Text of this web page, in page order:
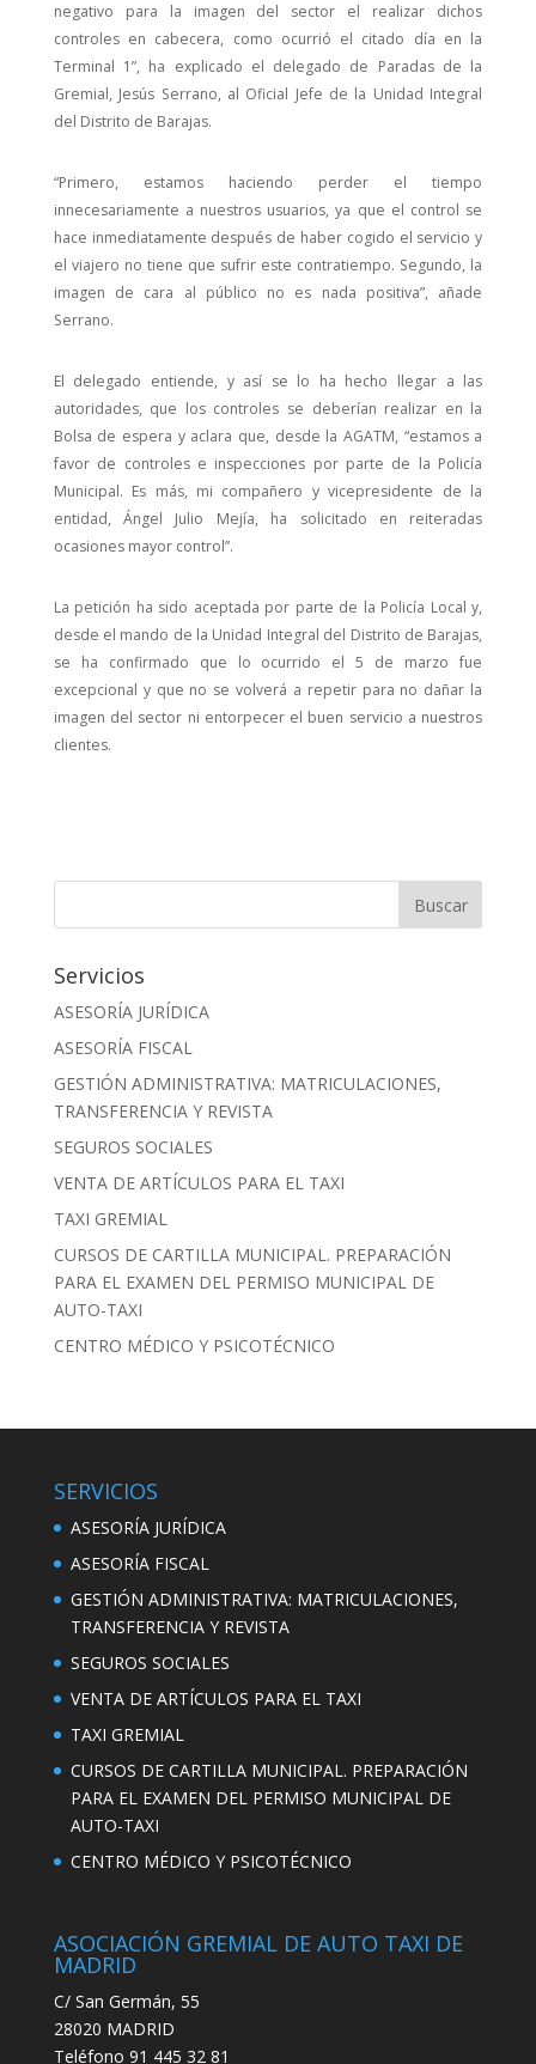
negativo para la imagen del sector el realizar dichos
controles en cabecera, como ocurrió el citado día en la
Terminal 1”, ha explicado el delegado de Paradas de la
Gremial, Jesús Serrano, al Oficial Jefe de la Unidad Integral
del Distrito de Barajas.
“Primero, estamos haciendo perder el tiempo
innecesariamente a nuestros usuarios, ya que el control se
hace inmediatamente después de haber cogido el servicio y
el viajero no tiene que sufrir este contratiempo. Segundo, la
imagen de cara al público no es nada positiva”, añade
Serrano.
El delegado entiende, y así se lo ha hecho llegar a las
autoridades, que los controles se deberían realizar en la
Bolsa de espera y aclara que, desde la AGATM, “estamos a
favor de controles e inspecciones por parte de la Policía
Municipal. Es más, mi compañero y vicepresidente de la
entidad, Ángel Julio Mejía, ha solicitado en reiteradas
ocasiones mayor control”.
La petición ha sido aceptada por parte de la Policía Local y,
desde el mando de la Unidad Integral del Distrito de Barajas,
se ha confirmado que lo ocurrido el 5 de marzo fue
excepcional y que no se volverá a repetir para no dañar la
imagen del sector ni entorpecer el buen servicio a nuestros
clientes.
Servicios
ASESORÍA JURÍDICA
ASESORÍA FISCAL
GESTIÓN ADMINISTRATIVA: MATRICULACIONES,
TRANSFERENCIA Y REVISTA
SEGUROS SOCIALES
VENTA DE ARTÍCULOS PARA EL TAXI
TAXI GREMIAL
CURSOS DE CARTILLA MUNICIPAL. PREPARACIÓN
PARA EL EXAMEN DEL PERMISO MUNICIPAL DE
AUTO-TAXI
CENTRO MÉDICO Y PSICOTÉCNICO
SERVICIOS
ASESORÍA JURÍDICA
ASESORÍA FISCAL
GESTIÓN ADMINISTRATIVA: MATRICULACIONES,
TRANSFERENCIA Y REVISTA
SEGUROS SOCIALES
VENTA DE ARTÍCULOS PARA EL TAXI
TAXI GREMIAL
CURSOS DE CARTILLA MUNICIPAL. PREPARACIÓN
PARA EL EXAMEN DEL PERMISO MUNICIPAL DE
AUTO-TAXI
CENTRO MÉDICO Y PSICOTÉCNICO
ASOCIACIÓN GREMIAL DE AUTO TAXI DE
MADRID
C/ San Germán, 55
28020 MADRID
Teléfono 91 445 32 81